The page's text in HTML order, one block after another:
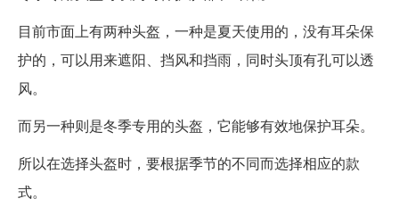
目前市面上有两种头盔，一种是夏天使用的，没有耳朵保
护的，可以用来遮阳、挡风和挡雨，同时头顶有孔可以透
风。
而另一种则是冬季专用的头盔，它能够有效地保护耳朵。
所以在选择头盔时，要根据季节的不同而选择相应的款
式。